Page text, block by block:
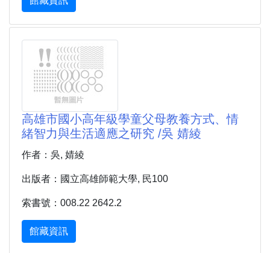
高雄市國小高年級學童父母教養方式、情
緒智力與生活適應之研究 /吳 婧綾
作者：吳, 婧綾
出版者：國立高雄師範大學, 民100
索書號：008.22 2642.2
館藏資訊